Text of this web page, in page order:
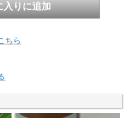
酸度1.9 アルコール17度
ちら